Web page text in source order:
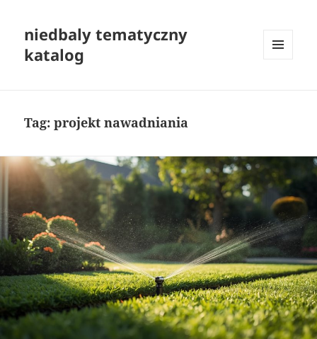
niedbaly tematyczny
katalog
Tag:projekt nawadniania